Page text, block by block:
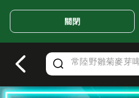
Valid Until 30 June 2026
關閉